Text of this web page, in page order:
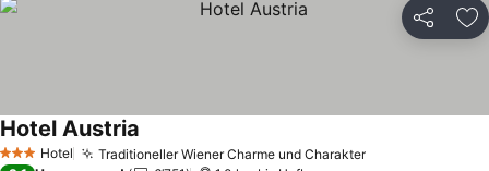
Teilen
3 SterneHotel Traditioneller Wiener Charme und Charakter
Hotel Austria